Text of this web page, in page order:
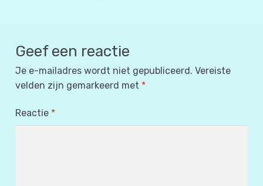
Geef een reactie
Je e-mailadres wordt niet gepubliceerd. Vereiste
velden zijn gemarkeerd met *
Reactie *